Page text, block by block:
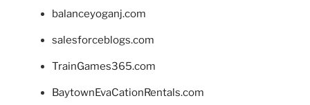
balanceyoganj.com
salesforceblogs.com
TrainGames365.com
BaytownEvaCationRentals.com